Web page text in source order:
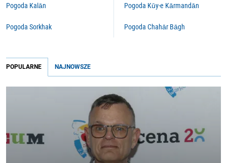
Pogoda Kalān
Pogoda Sorkhak
Pogoda Kūy-e Kārmandān
Pogoda Chahār Bāgh
POPULARNE NAJNOWSZE